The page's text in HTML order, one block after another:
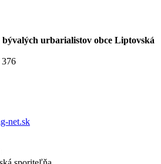
bývalých urbarialistov obce Liptovská
net.sk